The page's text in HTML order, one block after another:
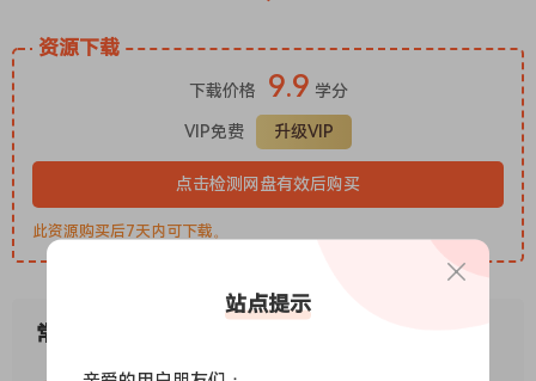
•48kHz / 24位
•NCW压缩，总容量~517.2 MB
•适用于
5.8.1及以上版本——需要完整零售版的Kontakt
关于延迟的说明：此音色库具有中等延迟的响应演奏时使用 140
毫秒的延迟，以增强连奏的音乐性。该音色库针对此延迟值进行
了深度优化。音色库中的所有元素（连奏、延音、起音、释放
等）都使用相同的延迟，这使得您可以在演奏自己的部分时进行
量化，将音轨延迟设置为 -140 毫秒，即可确保所有声音都与节
Solos of the Sea – Solo Violin B is a very simple solo legato
资源下载
下载价格 9.9 学分
VIP免费 升级VIP
点击检测网盘有效后购买
此资源购买后7天内可下载。
常见问题
站点提示